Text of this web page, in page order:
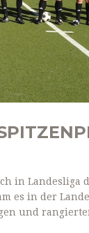
in Landesliga
es in der
und